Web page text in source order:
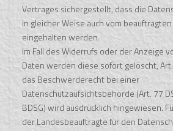
Vertrages sichergestellt, dass die
in gleicher Weise auch vom
eingehalten werden.
Im Fall des Widerrufs oder der Anzeige
Daten werden diese sofort gelöscht,
das Beschwerderecht bei einer
Datenschutzaufsichtsbehörde (Art. 77
BDSG) wird ausdrücklich hingewiesen.
der Landesbeauftragte für den